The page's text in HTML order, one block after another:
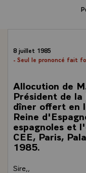
8 juillet 1985
- Seul le prononcé fait
Allocution de
Président de la
dîner offert en
Reine
espagnoles et
CEE, Paris,
1985.
Sire,,